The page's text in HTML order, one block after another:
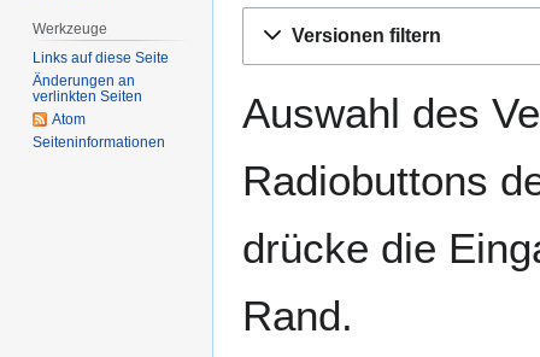
Navigation
Suche
Versionen filtern
Auswahl des
Radiobuttons
drücke die
Rand.
Werkzeuge
Links auf diese Seite
Änderungen an
verlinkten Seiten
Atom
Seiten­­informationen